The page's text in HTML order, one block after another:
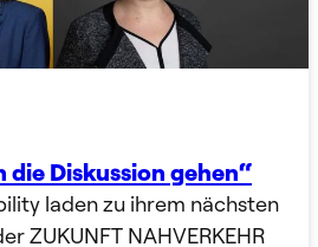
die Diskussion gehen“
laden zu ihrem nächsten
ZUKUNFT NAHVERKEHR